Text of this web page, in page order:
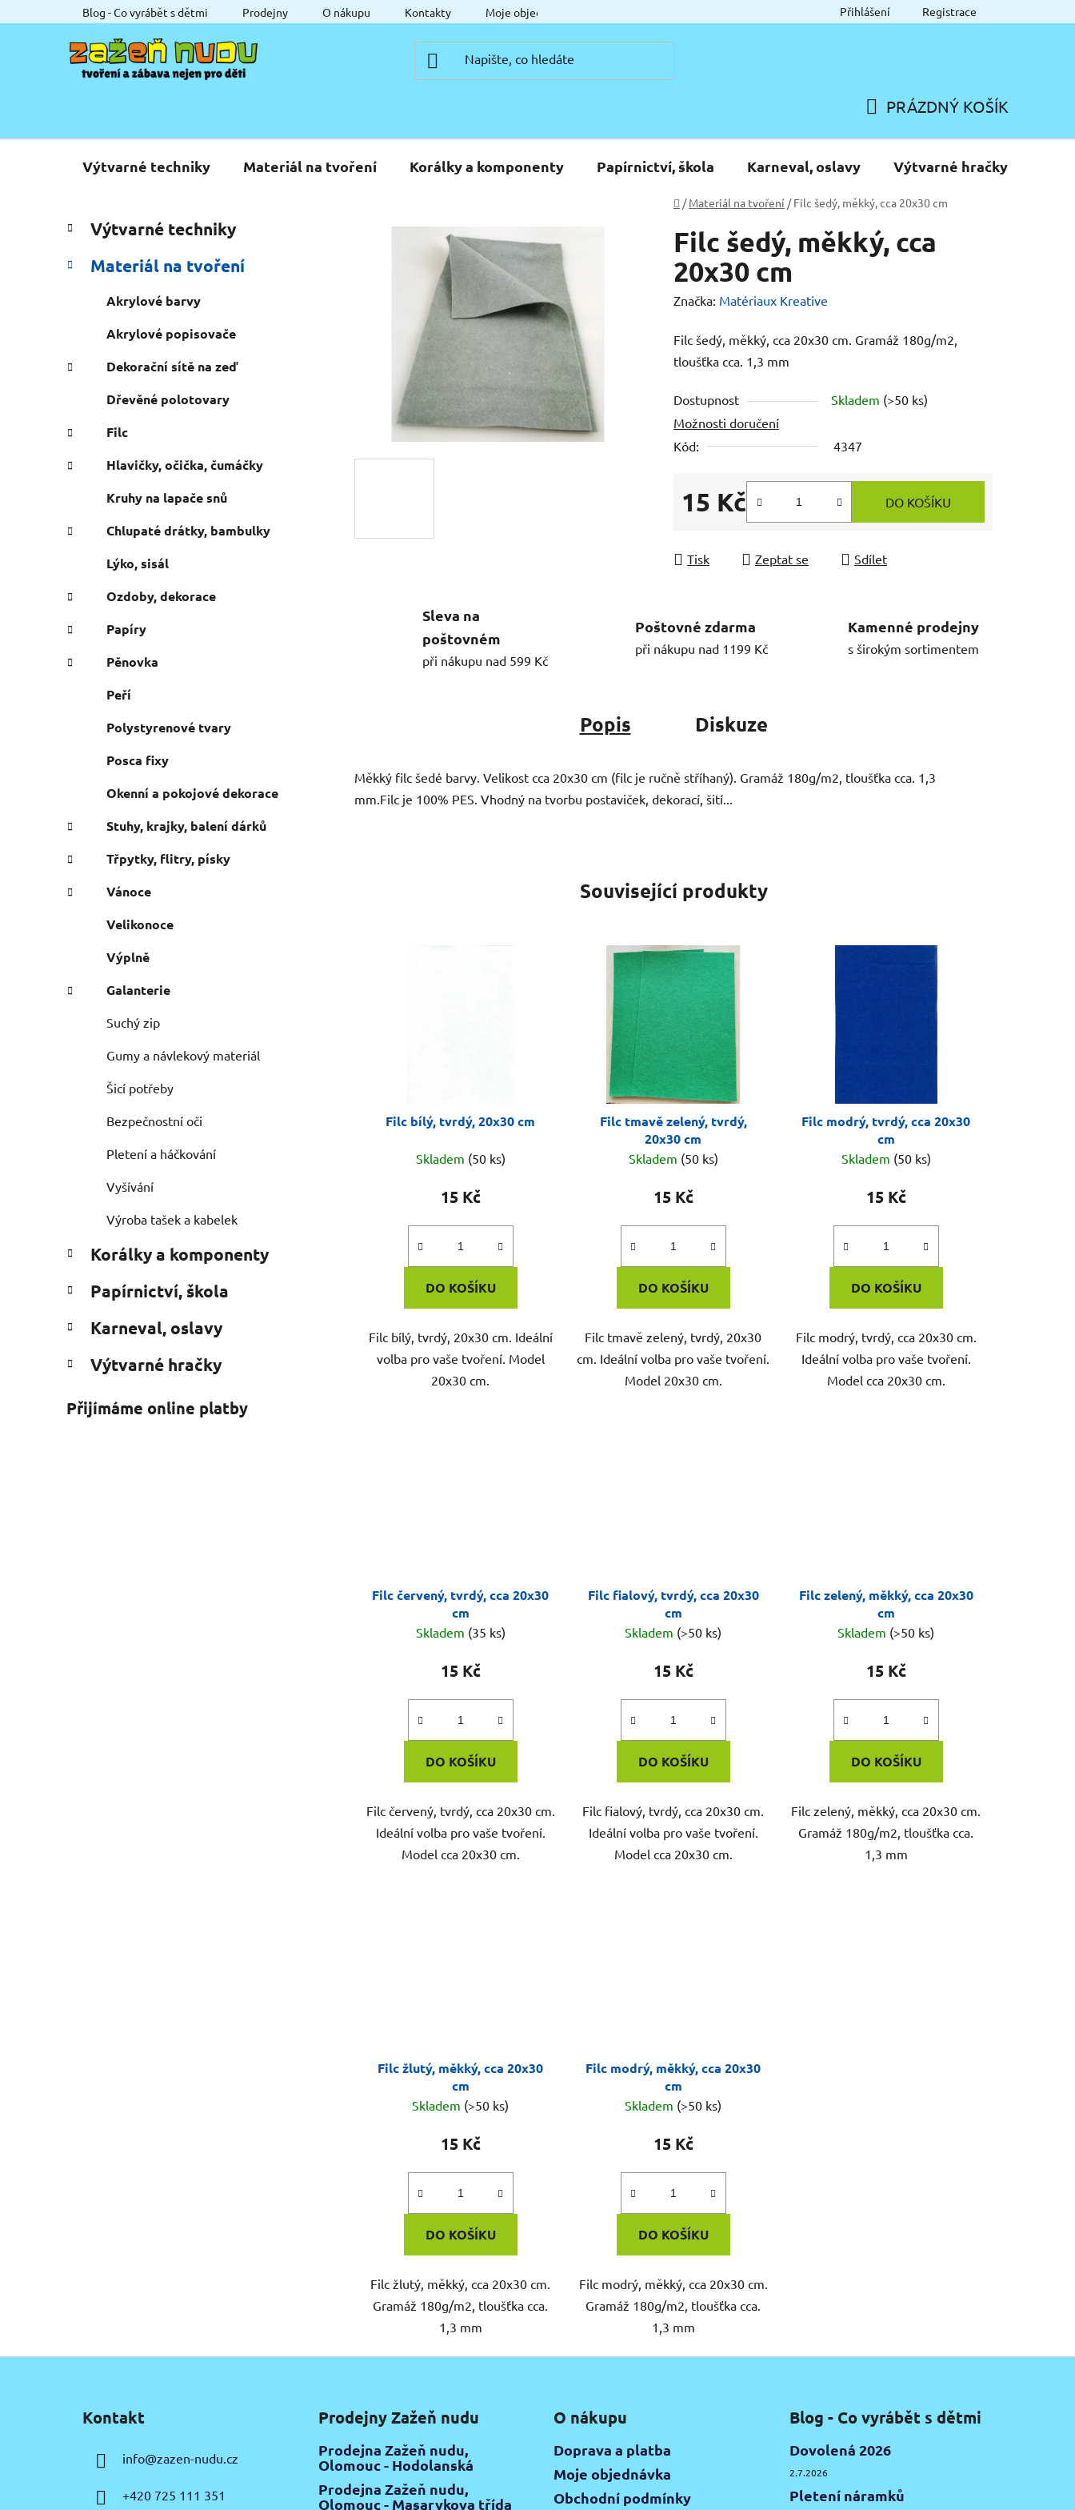
na
Blog - Co vyrábět s dětmi Prodejny O nákupu Kontakty Moje objednávka Přihlášení Registrace
KOŠÍK
PRÁZDNÝ KOŠÍK
Výtvarné techniky Materiál na tvoření Korálky a komponenty Papírnictví, škola Karneval, oslavy Výtvarné hračky
Domů
/ Materiál na tvoření / Filc šedý, měkký, cca 20x30 cm
P
o
s
n
a
e
Přeskočit
kategorie
a
e
e
Výtvarné techniky
Materiál na tvoření
Akrylové barvy
Akrylové popisovače
Dekorační sítě na zeď
Dřevěné polotovary
Filc
Hlavičky, očička, čumáčky
Kruhy na lapače snů
Chlupaté drátky, bambulky
Lýko, sisál
Ozdoby, dekorace
Papíry
Pěnovka
Peří
Polystyrenové tvary
Posca fixy
Okenní a pokojové dekorace
Stuhy, krajky, balení dárků
Třpytky, flitry, písky
Vánoce
Velikonoce
Výplně
Galanterie
Suchý zip
Gumy a návlekový materiál
Šicí potřeby
Bezpečnostní oči
Pletení a háčkování
Vyšívání
Výroba tašek a kabelek
Korálky a komponenty
Papírnictví, škola
Karneval, oslavy
Výtvarné hračky
Přijímáme online platby
Filc šedý, měkký, cca
20x30 cm
Značka: Matériaux Kreative
Filc šedý, měkký, cca 20x30 cm. Gramáž 180g/m2,
tloušťka cca. 1,3 mm
Dostupnost Skladem (>50 ks)
Možnosti doručení
Kód:
4347
15 Kč
Měrná cena:
DO KOŠÍKU
Tisk Zeptat se Sdílet
Sleva na
poštovném
při nákupu nad 599 Kč
Poštovné zdarma
při nákupu nad 1199 Kč
Kamenné prodejny
s širokým sortimentem
Popis Diskuze
Měkký filc šedé barvy. Velikost cca 20x30 cm (filc je ručně stříhaný). Gramáž 180g/m2, tloušťka cca. 1,3
mm.Filc je 100% PES. Vhodný na tvorbu postaviček, dekorací, šití...
Související produkty
Filc bílý, tvrdý, 20x30 cm
Skladem (50 ks)
15 Kč
DO KOŠÍKU
Filc bílý, tvrdý, 20x30 cm. Ideální
volba pro vaše tvoření. Model
20x30 cm.
Filc tmavě zelený, tvrdý,
20x30 cm
Skladem (50 ks)
15 Kč
DO KOŠÍKU
Filc tmavě zelený, tvrdý, 20x30
cm. Ideální volba pro vaše tvoření.
Model 20x30 cm.
Filc modrý, tvrdý, cca 20x30
cm
Skladem (50 ks)
15 Kč
DO KOŠÍKU
Filc modrý, tvrdý, cca 20x30 cm.
Ideální volba pro vaše tvoření.
Model cca 20x30 cm.
Filc červený, tvrdý, cca 20x30
cm
Skladem (35 ks)
15 Kč
DO KOŠÍKU
Filc červený, tvrdý, cca 20x30 cm.
Ideální volba pro vaše tvoření.
Model cca 20x30 cm.
Filc fialový, tvrdý, cca 20x30
cm
Skladem (>50 ks)
15 Kč
DO KOŠÍKU
Filc fialový, tvrdý, cca 20x30 cm.
Ideální volba pro vaše tvoření.
Model cca 20x30 cm.
Filc zelený, měkký, cca 20x30
cm
Skladem (>50 ks)
15 Kč
DO KOŠÍKU
Filc zelený, měkký, cca 20x30 cm.
Gramáž 180g/m2, tloušťka cca.
1,3 mm
Filc žlutý, měkký, cca 20x30
cm
Skladem (>50 ks)
15 Kč
DO KOŠÍKU
Filc žlutý, měkký, cca 20x30 cm.
Gramáž 180g/m2, tloušťka cca.
1,3 mm
Filc modrý, měkký, cca 20x30
cm
Skladem (>50 ks)
15 Kč
DO KOŠÍKU
Filc modrý, měkký, cca 20x30 cm.
Gramáž 180g/m2, tloušťka cca.
1,3 mm
Kontakt
info@zazen-nudu.cz
+420 725 111 351
Prodejny Zažeň nudu
Prodejna Zažeň nudu,
Olomouc - Hodolanská
Prodejna Zažeň nudu,
Olomouc - Masarykova třída
O nákupu
Doprava a platba
Moje objednávka
Obchodní podmínky
Blog - Co vyrábět s dětmi
Dovolená 2026
2.7.2026
Pletení náramků